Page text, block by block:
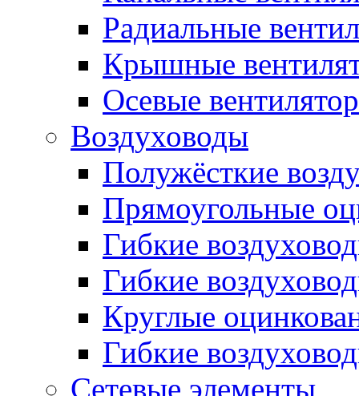
Радиальные
Крышные
Осевые
Воздуховоды
Полужёсткие
Прямоугольные
Гибкие
Гибкие
Круглые
Гибкие
Сетевые элементы